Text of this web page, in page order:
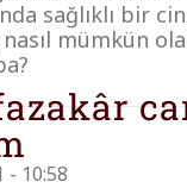
sağlıklı bir
mümkün
- 10:58